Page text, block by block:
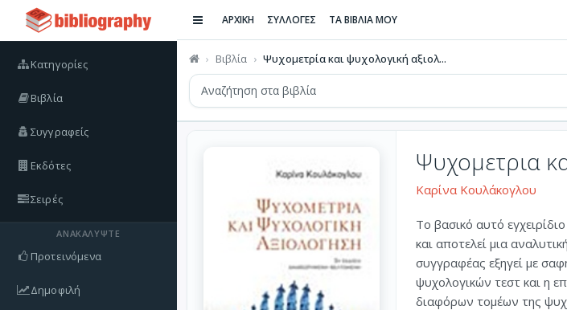
Κατηγορίες
Βιβλία
Συγγραφείς
Εκδότες
Σειρές
ΑΝΑΚΑΛΎΨΤΕ
Προτεινόμενα
Δημοφιλή
ΑΡΧΙΚΗ ΣΥΛΛΟΓΕΣ ΤΑ ΒΙΒΛΙΑ ΜΟΥ
Βιβλία Ψυχομετρία και ψυχολογική αξιολ...
Ψυχομετρια
Καρίνα Κουλάκογλου
Το βασικό αυτό
και αποτελεί μια
συγγραφέας εξηγεί με
ψυχολογικών τεστ και η
διαφόρων τομέων της